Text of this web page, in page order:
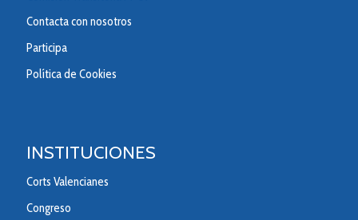
Contacta con nosotros
Participa
Política de Cookies
INSTITUCIONES
Corts Valencianes
Congreso